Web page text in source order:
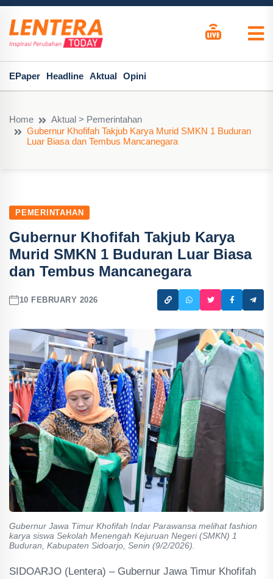
EPaper Headline Aktual Opini
Home
Aktual > Pemerintahan
Gubernur Khofifah Takjub Karya Murid SMKN 1 Buduran
Luar Biasa dan Tembus Mancanegara
PEMERINTAHAN
Gubernur Khofifah Takjub Karya
Murid SMKN 1 Buduran Luar Biasa
dan Tembus Mancanegara
10 FEBRUARY 2026
Gubernur Jawa Timur Khofifah Indar Parawansa melihat fashion
karya siswa Sekolah Menengah Kejuruan Negeri (SMKN) 1
Buduran, Kabupaten Sidoarjo, Senin (9/2/2026).
SIDOARJO (Lentera) – Gubernur Jawa Timur Khofifah